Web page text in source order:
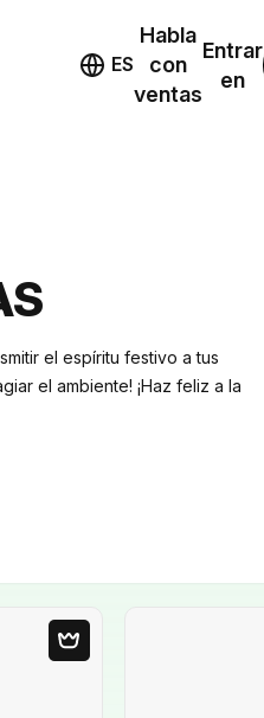
ES
Habla
con
ventas
Entrar
en
el espíritu festivo a tus
el ambiente! ¡Haz feliz a la